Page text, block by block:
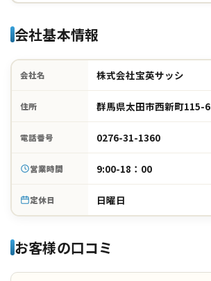
会社基本情報
会社名 株式会社宝英サッシ
住所 群馬県太田市西新町115-6
電話番号 0276-31-1360
営業時間 9:00-18：00
定休日 日曜日
お客様の口コミ